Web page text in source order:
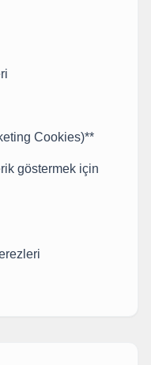
Cookies)**
göstermek için